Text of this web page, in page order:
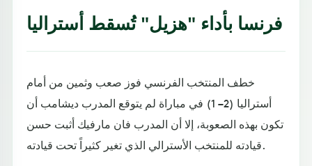
فرنسا بأداء "هزيل" تُسقط أستراليا
خطف المنتخب الفرنسي فوز صعب وثمين من أمام
أستراليا (2 – 1) في مباراة لم يتوقع المدرب ديشامب أن
تكون بهذه الصعوبة، إلا أن المدرب فان مارفيك أثبت حسن
قيادته للمنتخب الأسترالي الذي تغير كثيراً تحت قيادته.